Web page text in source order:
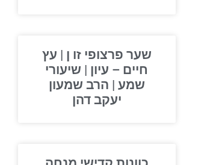
שער פרצופי זו ן | עץ
חיים – עיון | שיעורי
שמע | הרב שמעון
יעקב דהן